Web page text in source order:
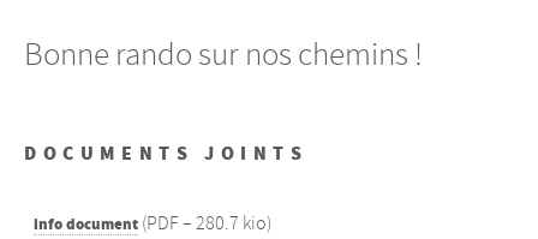
Bonne rando sur nos chemins !
DOCUMENTS JOINTS
info document (PDF – 280.7 kio)